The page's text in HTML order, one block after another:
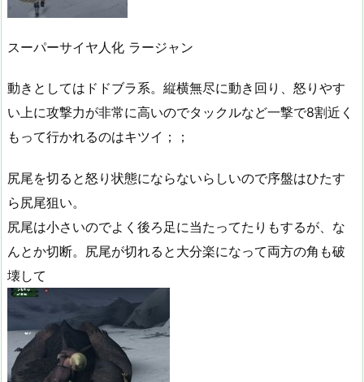
スーパーサイヤ人化 ラージャン
動きとしてはドドブラ系。縦横無尽に動き回り、怒りやす
い上に攻撃力が非常に高いのでタックルなど一撃で8割近く
もって行かれるのはキツイ；；
尻尾を切ると怒り状態にならないらしいので序盤はひたす
ら尻尾狙い。
尻尾は小さいのでよく後ろ足に当たってたりもするが、な
んとか切断。尻尾が切れると大分楽になって両方の角も破
壊して